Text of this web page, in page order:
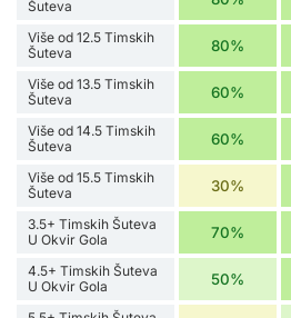
Šuteva
Više od 12.5 Timskih
Šuteva
80%
Više od 13.5 Timskih
Šuteva
60%
Više od 14.5 Timskih
Šuteva
60%
Više od 15.5 Timskih
Šuteva
30%
3.5+ Timskih Šuteva
U Okvir Gola
70%
4.5+ Timskih Šuteva
U Okvir Gola
50%